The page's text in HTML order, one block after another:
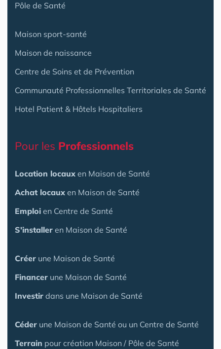
Pôle de Santé
Maison sport-santé
Maison de naissance
Centre de Soins et de Prévention
Communauté Professionnelles Territoriales de Santé
Hotel Patient & Hôtels Hospitaliers
Pour les Professionnels
Location locaux en Maison de Santé
Achat locaux en Maison de Santé
Emploi en Centre de Santé
S'installer en Maison de Santé
Créer une Maison de Santé
Financer une Maison de Santé
Investir dans une Maison de Santé
Céder une Maison de Santé ou un Centre de Santé
Terrain pour création Maison / Pôle de Santé